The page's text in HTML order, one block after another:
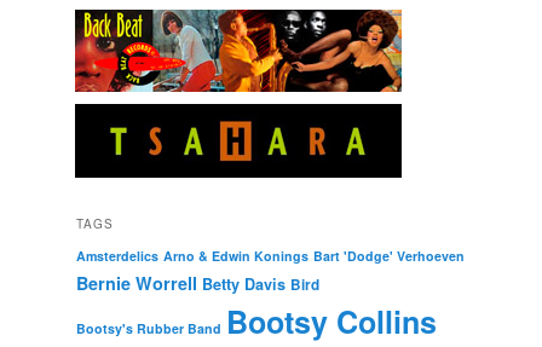
TAGS
Amsterdelics Arno & Edwin Konings Bart 'Dodge' Verhoeven
Bernie Worrell Betty Davis Bird
Bootsy's Rubber Band Bootsy Collins